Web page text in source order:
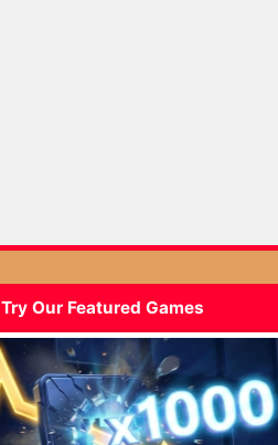
Try Our Featured Games